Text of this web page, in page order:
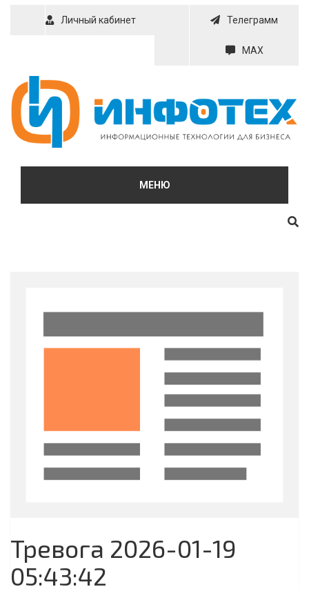
Личный кабинет Телеграмм
MAX
МЕНЮ
Тревога 2026-01-19
05:43:42